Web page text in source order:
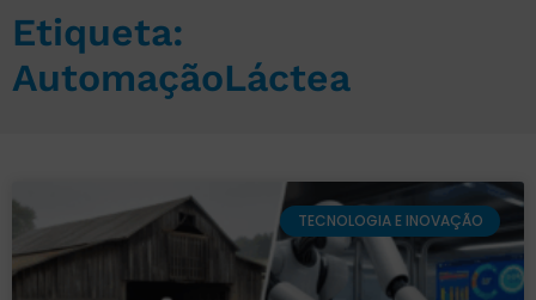
Etiqueta:
AutomaçãoLáctea
TECNOLOGIA E INOVAÇÃO